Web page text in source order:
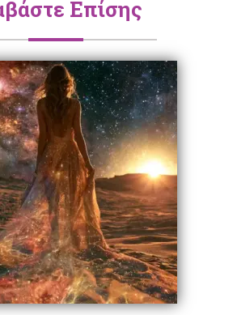
Επίσης